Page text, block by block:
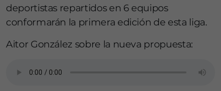
deportistas repartidos en 6 equipos
conformarán la primera edición de esta liga.
Aitor González sobre la nueva propuesta: